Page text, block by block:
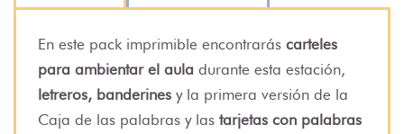
En este pack imprimible encontrarás carteles
para ambientar el aula durante esta estación,
letreros, banderines y la primera versión de la
Caja de las palabras y las tarjetas con palabras